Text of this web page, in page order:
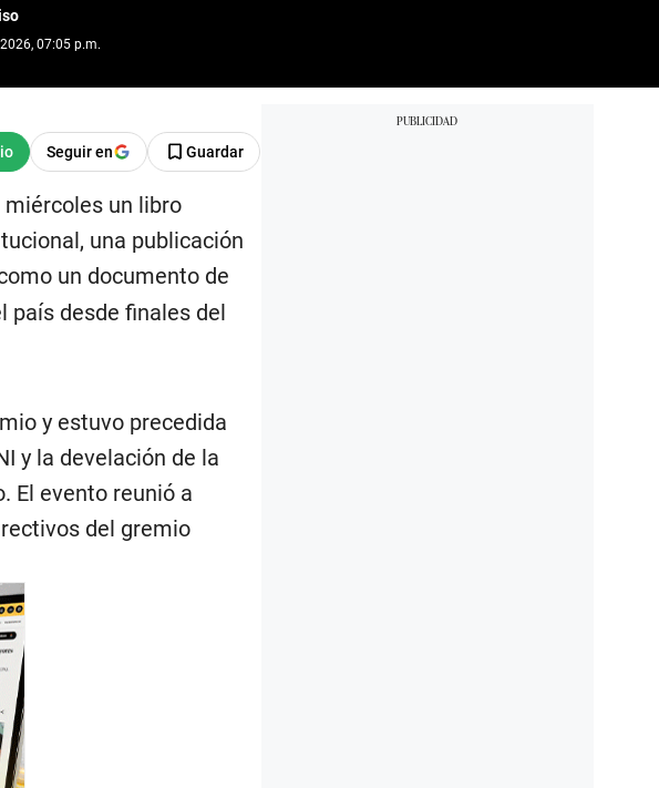
07:05 p.m.
Seguir en Guardar
miércoles un libro
una publicación
un documento de
país desde finales del
y estuvo precedida
y la develación de la
El evento reunió a
del gremio